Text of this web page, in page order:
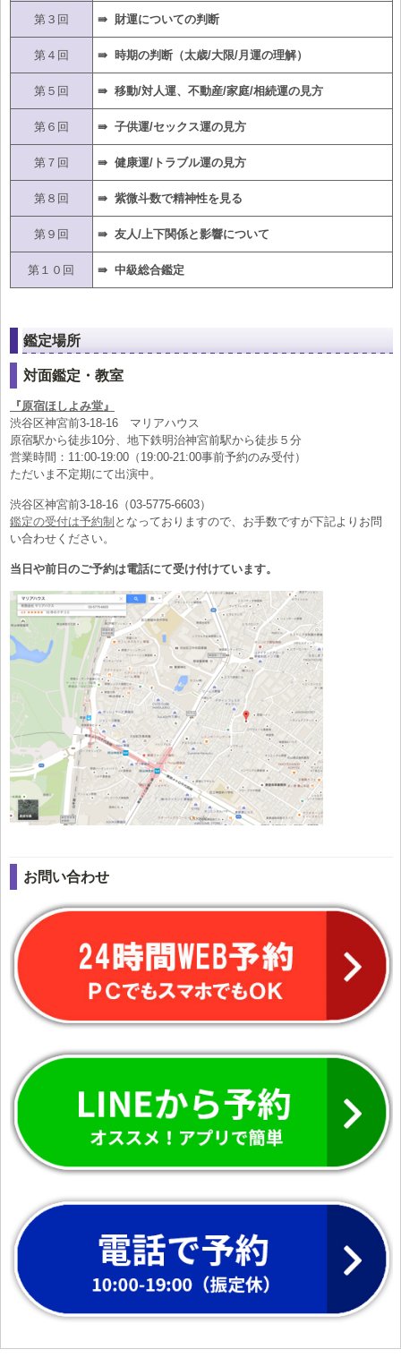
第３回 ⇛ 財運についての判断
第４回 ⇛ 時期の判断（太歳/大限/月運の理解）
第５回 ⇛ 移動/対人運、不動産/家庭/相続運の見方
第６回 ⇛ 子供運/セックス運の見方
第７回 ⇛ 健康運/トラブル運の見方
第８回 ⇛ 紫微斗数で精神性を見る
第９回 ⇛ 友人/上下関係と影響について
第１０回 ⇛ 中級総合鑑定
鑑定場所
対面鑑定・教室
『原宿ほしよみ堂』
渋谷区神宮前3-18-16 マリアハウス
原宿駅から徒歩10分、地下鉄明治神宮前駅から徒歩５分
営業時間：11:00-19:00（19:00-21:00事前予約のみ受付）
ただいま不定期にて出演中。
渋谷区神宮前3-18-16（03-5775-6603）
鑑定の受付は予約制 となっておりますので、お手数ですが下記よりお問
い合わせください。
当日や前日のご予約は電話にて受け付けています。
お問い合わせ